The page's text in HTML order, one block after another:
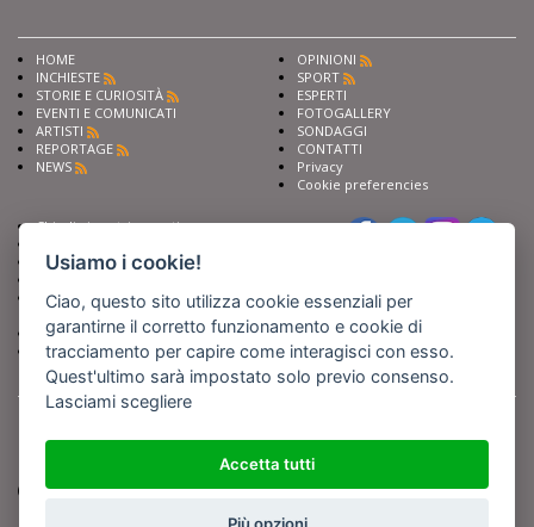
HOME
INCHIESTE
STORIE E CURIOSITÀ
EVENTI E COMUNICATI
ARTISTI
REPORTAGE
NEWS
OPINIONI
SPORT
ESPERTI
FOTOGALLERY
SONDAGGI
CONTATTI
Privacy
Cookie preferencies
Chiedi ai nostri esperti
Fai pubblicità con noi
Iscriviti al nostro corso di
giornalismo
Compra i nostri libri
Entra in Barinedita Map
Copyright BARIREPORT s.a.s. All rights reserved - Tutte le fotografie recanti il
logo di Barinedita sono state commissionate da BARIREPORT s.a.s. che ne
detiene i Diritti d'Autore e sono state prodotte nell'anno 2012 e seguenti
(tranne che non vi sia uno specifico anno di scatto riportato)
Usiamo i cookie!
Ciao, questo sito utilizza cookie essenziali per
garantirne il corretto funzionamento e cookie di
tracciamento per capire come interagisci con esso.
Quest'ultimo sarà impostato solo previo consenso.
Lasciami scegliere
Accetta tutti
Più opzioni